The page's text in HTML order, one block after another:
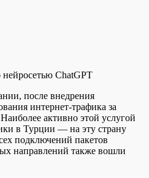
ChatGPT
после внедрения
интернет-трафика за
активно этой услугой
в Турции — на эту страну
подключений пакетов
направлений также вошли